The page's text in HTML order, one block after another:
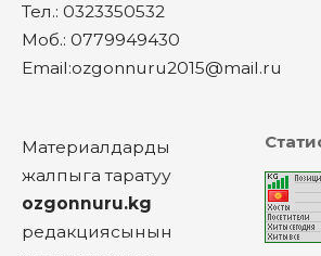
Тел.: 0323350532
Моб.: 0779949430
Email:ozgonnuru2015@mail.ru
Материалдарды
жалпыга таратуу
ozgonnuru.kg
редакциясынын